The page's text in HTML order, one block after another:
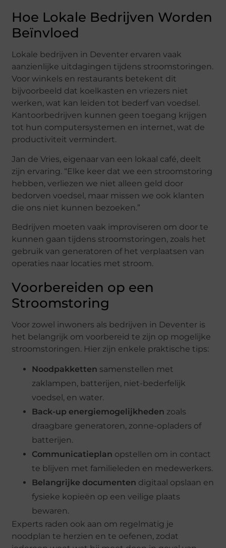
Hoe Lokale Bedrijven Worden
Beïnvloed
Lokale bedrijven in Deventer ervaren vaak
aanzienlijke uitdagingen tijdens stroomstoringen.
Voor winkels en restaurants betekent dit
bijvoorbeeld dat koelkasten en vriezers niet
werken, wat kan leiden tot bederf van voedsel.
Kantoorbedrijven kunnen geen toegang krijgen
tot hun computersystemen en internet, wat de
productiviteit vermindert.
Jan de Vries, eigenaar van een lokaal café, deelt
zijn ervaring. “Elke keer dat we een stroomstoring
hebben, verliezen we niet alleen geld door
bedorven voedsel, maar missen we ook klanten
die ons niet kunnen bezoeken.”
Bedrijven moeten vaak improviseren om door te
kunnen gaan tijdens stroomstoringen, zoals het
gebruik van generatoren of het verplaatsen van
operaties naar locaties met stroom.
Voorbereiden op een
Stroomstoring
Voor zowel inwoners als bedrijven in Deventer is
het belangrijk om voorbereid te zijn op mogelijke
stroomstoringen. Hier zijn enkele praktische tips:
Noodpakketten samenstellen met
zaklampen, batterijen, niet-bederfelijk
voedsel, en water.
Back-up energiemogelijkheden zoals
draagbare generatoren, zonne-opladers of
batterijen.
Communicatieplan opstellen om in contact
te blijven met familieleden en medewerkers.
Belangrijke documenten digitaal opslaan en
fysieke kopieën op een veilige plaats
bewaren.
Experts raden ook aan om regelmatig je
noodplan te herzien en te oefenen, zodat